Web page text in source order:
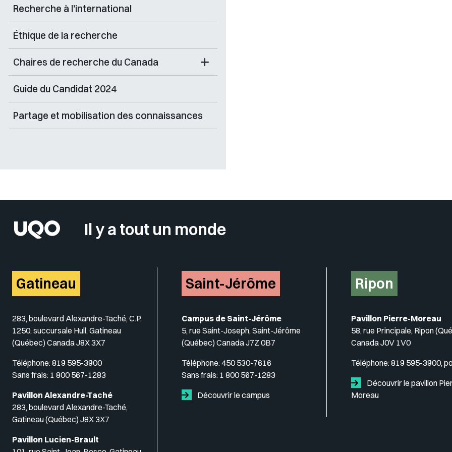
Recherche à l'international
Éthique de la recherche
Chaires de recherche du Canada
Guide du Candidat 2024
Partage et mobilisation des connaissances
Insérer un pied de page avec
Il y a tout un monde
Gatineau
283, boulevard Alexandre-Taché, C.P.
1250, succursale Hull, Gatineau
(Québec) Canada J8X 3X7
Téléphone:819 595-3900
Sans frais: 1 800 567-1283
Pavillon Alexandre-Taché
283, boulevard Alexandre-Taché,
Gatineau (Québec) J8X 3X7
Pavillon Lucien-Brault
Saint-Jérôme
Campus de Saint-Jérôme
5, rue Saint-Joseph, Saint-Jérôme
(Québec) Canada J7Z 0B7
Téléphone:450 530-7616
Sans frais: 1 800 567-1283
Découvrir le campus
Ripon
Pavillon Pierre-Moreau
58, rue Principale, Ripon
Canada J0V 1V0
Téléphone:819 595-3900,
Découvrir le pavillon
Moreau